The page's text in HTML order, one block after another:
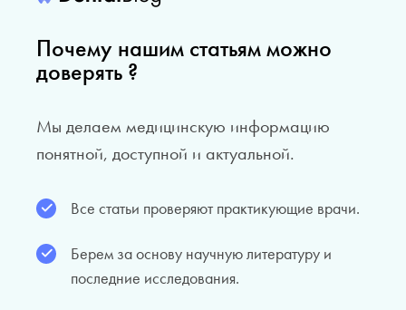
Почему нашим статьям можно
доверять ?
Мы делаем медицинскую информацию
понятной, доступной и актуальной.
Все статьи проверяют практикующие врачи.
Берем за основу научную литературу и
последние исследования.